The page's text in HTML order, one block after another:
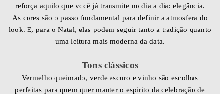
reforça aquilo que você já transmite no dia a dia: elegância.
As cores são o passo fundamental para definir a atmosfera do
look. E, para o Natal, elas podem seguir tanto a tradição quanto
uma leitura mais moderna da data.
Tons clássicos
Vermelho queimado, verde escuro e vinho são escolhas
perfeitas para quem quer manter o espírito da celebração de